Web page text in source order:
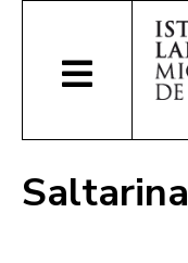
Saltarina